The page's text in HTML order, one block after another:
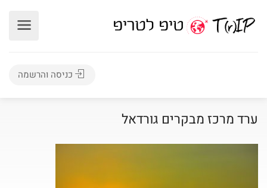
כניסה והרשמה
ערד מרכז מבקרים גורדאל